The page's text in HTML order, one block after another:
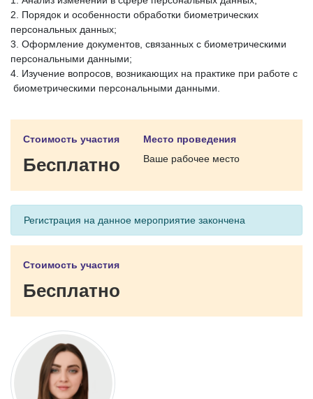
2. Порядок и особенности обработки биометрических
персональных данных;
3. Оформление документов, связанных с биометрическими
персональными данными;
4. Изучение вопросов, возникающих на практике при работе с
биометрическими персональными данными.
Стоимость участия
Бесплатно
Место проведения
Ваше рабочее место
Регистрация на данное мероприятие закончена
Стоимость участия
Бесплатно